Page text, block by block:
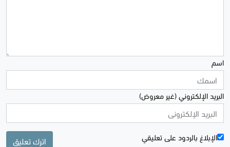
اسم
البريد الإلكتروني (غير معروض)
الإبلاغ بالردود علی تعليقي اترك تعليق